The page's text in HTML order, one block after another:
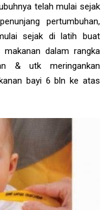
telah mulai sejak
pertumbuhan,
sejak di latih buat
dalam rangka
& utk meringankan
bayi 6 bln ke atas